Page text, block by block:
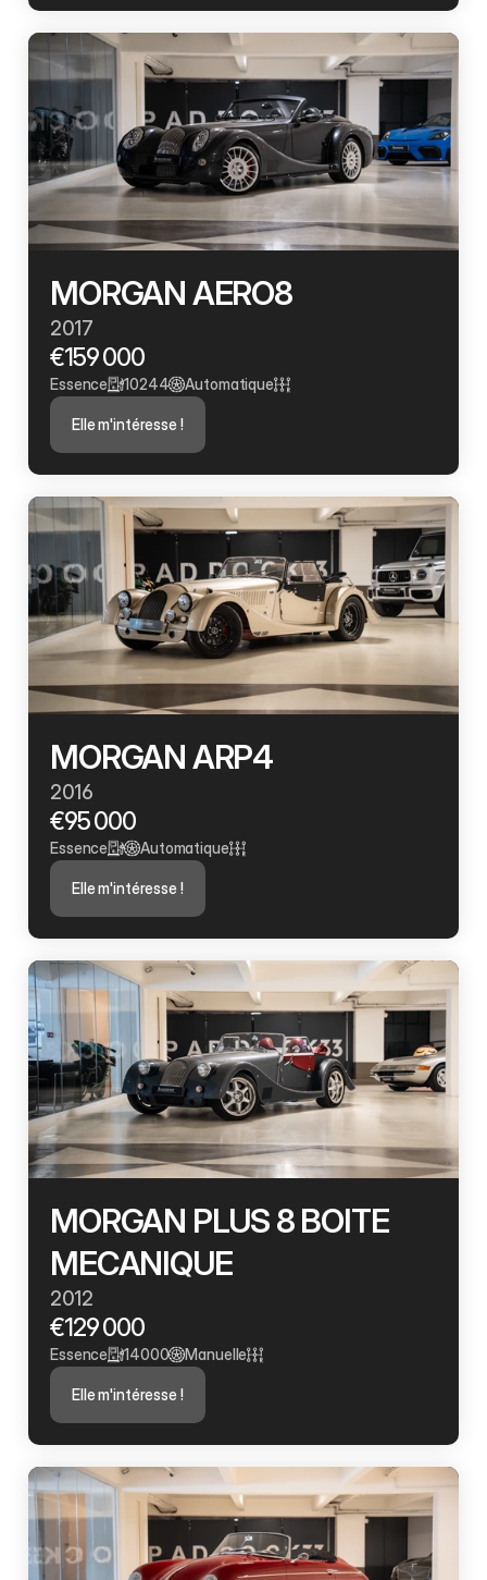
MORGAN AERO8
2017
€159 000
Essence 10244 Automatique
Elle m'intéresse !
MORGAN ARP4
2016
€95 000
Essence Automatique
Elle m'intéresse !
MORGAN PLUS 8 BOITE
MECANIQUE
2012
€129 000
Essence 14000 Manuelle
Elle m'intéresse !